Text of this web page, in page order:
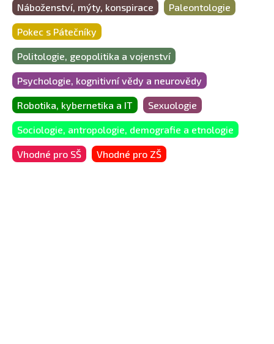
Náboženství, mýty, konspirace Paleontologie
Pokec s Pátečníky
Politologie, geopolitika a vojenství
Psychologie, kognitivní vědy a neurovědy
Robotika, kybernetika a IT Sexuologie
Sociologie, antropologie, demografie a etnologie
Vhodné pro SŠ Vhodné pro ZŠ